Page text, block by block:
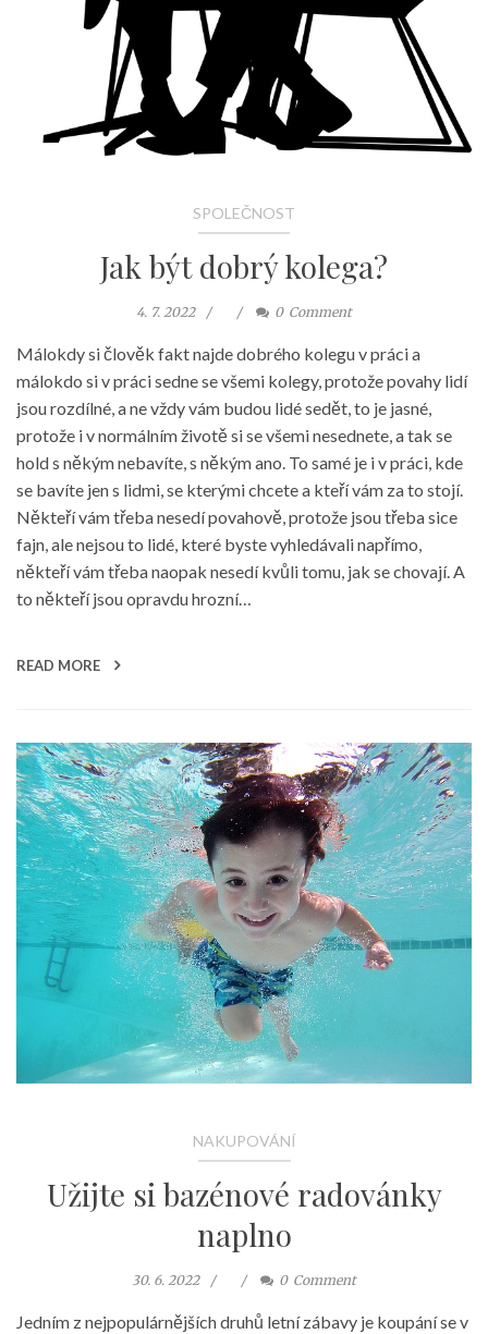
SPOLEČNOST
Jak být dobrý kolega?
4. 7. 2022 0 Comment
Málokdy si člověk fakt najde dobrého kolegu v práci a
málokdo si v práci sedne se všemi kolegy, protože povahy lidí
jsou rozdílné, a ne vždy vám budou lidé sedět, to je jasné,
protože i v normálním životě si se všemi nesednete, a tak se
hold s někým nebavíte, s někým ano. To samé je i v práci, kde
se bavíte jen s lidmi, se kterými chcete a kteří vám za to stojí.
Někteří vám třeba nesedí povahově, protože jsou třeba sice
fajn, ale nejsou to lidé, které byste vyhledávali napřímo,
někteří vám třeba naopak nesedí kvůli tomu, jak se chovají. A
to někteří jsou opravdu hrozní…
READ MORE
NAKUPOVÁNÍ
Užijte si bazénové radovánky
naplno
30. 6. 2022 0 Comment
Jedním z nejpopulárnějších druhů letní zábavy je koupání se v